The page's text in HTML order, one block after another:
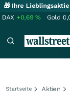
🎁 Ihre
DAX +0,69% Gold
Startseite Aktien